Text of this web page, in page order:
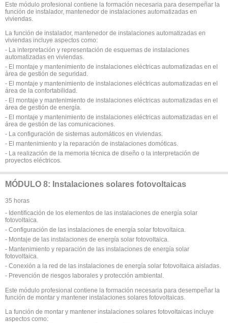
Este módulo profesional contiene la formación necesaria para desempeñar la
función de instalador, mantenedor de instalaciones automatizadas en
viviendas.
La función de instalador, mantenedor de instalaciones automatizadas en
viviendas incluye aspectos como:
- La interpretación y representación de esquemas de instalaciones
automatizadas en viviendas.
- El montaje y mantenimiento de instalaciones eléctricas automatizadas en el
área de gestión de seguridad.
- El montaje y mantenimiento de instalaciones eléctricas automatizadas en el
área de la confortabilidad.
- El montaje y mantenimiento de instalaciones eléctricas automatizadas en el
área de gestión de energía.
- El montaje y mantenimiento de instalaciones eléctricas automatizadas en el
área de gestión de las comunicaciones.
- La configuración de sistemas automáticos en viviendas.
- El mantenimiento y la reparación de instalaciones domóticas.
- La realización de la memoria técnica de diseño o la interpretación de
proyectos eléctricos.
MÓDULO 8: Instalaciones solares fotovoltaicas
35 horas
- Identificación de los elementos de las instalaciones de energía solar
fotovoltaica.
- Configuración de las instalaciones de energía solar fotovoltaica.
- Montaje de las instalaciones de energía solar fotovoltaica.
- Mantenimiento y reparación de las instalaciones de energía solar
fotovoltaica.
- Conexión a la red de las instalaciones de energía solar fotovoltaica aisladas.
- Prevención de riesgos laborales y protección ambiental.
Este módulo profesional contiene la formación necesaria para desempeñar la
función de montar y mantener instalaciones solares fotovoltaicas.
La función de montar y mantener instalaciones solares fotovoltaicas incluye
aspectos como: